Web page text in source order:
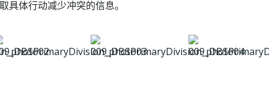
具体行动减少冲突的信息。